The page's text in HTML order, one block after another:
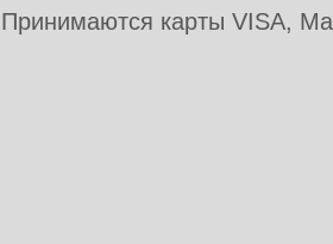
Принимаются карты VISA,